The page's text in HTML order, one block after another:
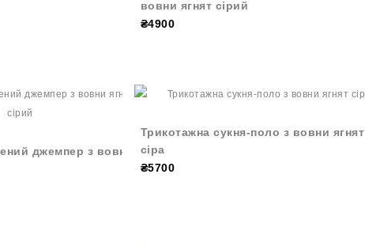
вовни ягнят сірий
₴4900
джемпер з вовни
Трикотажна сукня-поло з вовни ягнят
сіра
₴5700